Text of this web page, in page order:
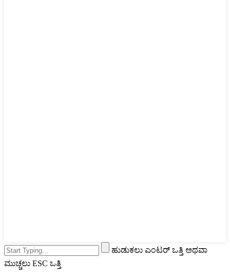
ಹುಡುಕಲು ಎಂಟರ್ ಒತ್ತಿ ಅಥವಾ
ಮುಚ್ಚಲು ESC ಒತ್ತಿ